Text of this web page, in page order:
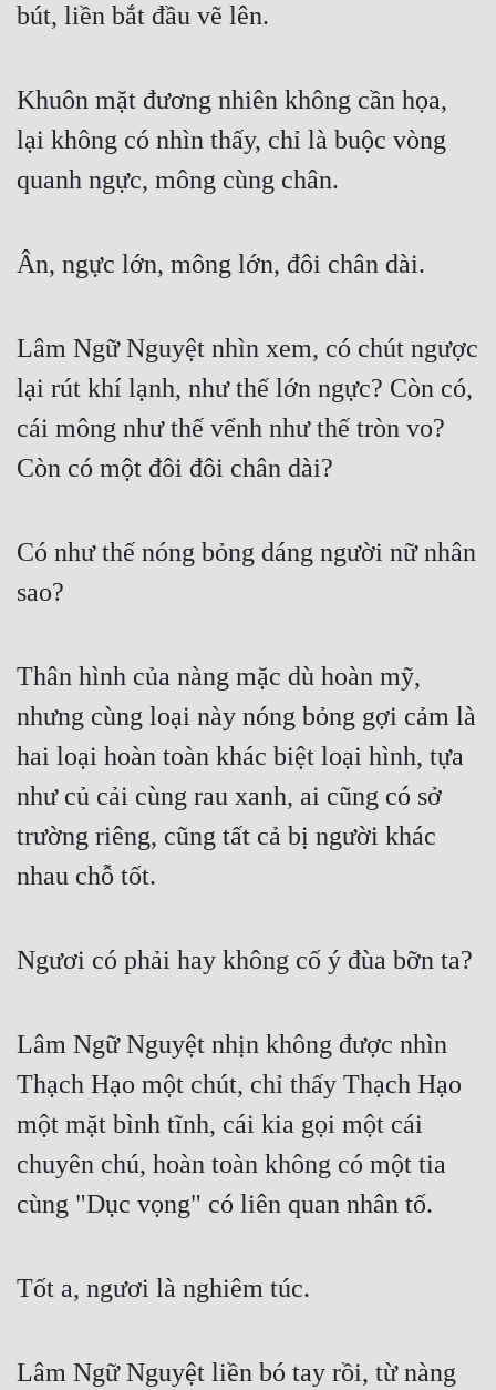
Du Hí
Dị Giới
Dị Năng
Góc Nhìn Nam
Huyền Huyễn
Huyền Nghi
Huyền Ảo
Hài Hước
Học Đường
Khoa Huyễn
Kinh Dị
Kiếm Hiệp
Linh Dị
Lịch Sử
Mạt Thế
Mỹ Thực
Ngôn Tình
Ngược
Nữ Cường
bút, liền bắt đầu vẽ lên.
Khuôn mặt đương nhiên không cần họa,
lại không có nhìn thấy, chỉ là buộc vòng
quanh ngực, mông cùng chân.
Ân, ngực lớn, mông lớn, đôi chân dài.
Lâm Ngữ Nguyệt nhìn xem, có chút ngược
lại rút khí lạnh, như thế lớn ngực? Còn có,
cái mông như thế vểnh như thế tròn vo?
Còn có một đôi đôi chân dài?
Có như thế nóng bỏng dáng người nữ nhân
sao?
Thân hình của nàng mặc dù hoàn mỹ,
nhưng cùng loại này nóng bỏng gợi cảm là
hai loại hoàn toàn khác biệt loại hình, tựa
như củ cải cùng rau xanh, ai cũng có sở
trường riêng, cũng tất cả bị người khác
nhau chỗ tốt.
Ngươi có phải hay không cố ý đùa bỡn ta?
Lâm Ngữ Nguyệt nhịn không được nhìn
Thạch Hạo một chút, chỉ thấy Thạch Hạo
một mặt bình tĩnh, cái kia gọi một cái
chuyên chú, hoàn toàn không có một tia
cùng "Dục vọng" có liên quan nhân tố.
Tốt a, ngươi là nghiêm túc.
Lâm Ngữ Nguyệt liền bó tay rồi, từ nàng